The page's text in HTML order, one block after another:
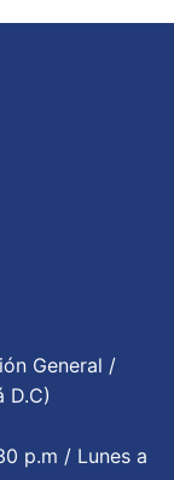
General /
D.C)
p.m / Lunes a